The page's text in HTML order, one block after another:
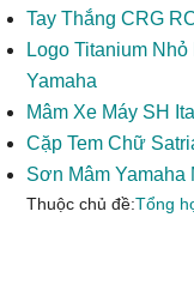
Tay Thắng CRG
Logo Titanium
Yamaha
Mâm Xe Máy SH
Cặp Tem Chữ
Sơn Mâm
Thuộc chủ đề:Tổng